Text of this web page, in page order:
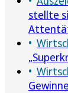
stellte